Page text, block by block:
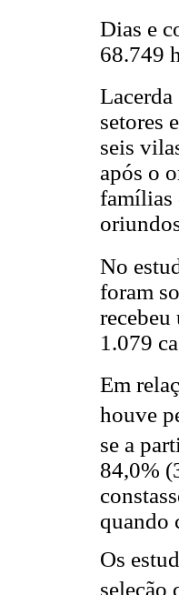
Dias e
68.749
Lacerda
setores
seis
após o
famílias
No
foram
recebeu
1.079
Em
houve
se a
84,0%
quando
Os
seleção